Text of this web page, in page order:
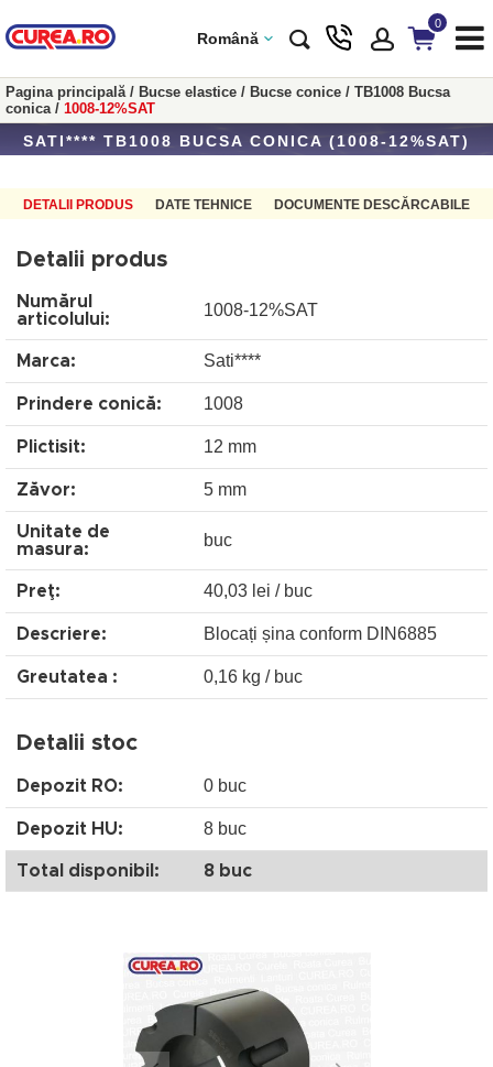
Română
0
Pagina principală/ Bucse elastice / Bucse conice / TB1008 Bucsa
conica/ 1008-12%SAT
SATI**** TB1008 BUCSA CONICA (1008-12%SAT)
DETALII PRODUS DATE TEHNICE DOCUMENTE DESCĂRCABILE
Detalii produs
Numărul
articolului:
1008-12%SAT
Marca: Sati****
Prindere conică: 1008
Plictisit: 12 mm
Zăvor: 5 mm
Unitate de
masura:
buc
Preţ: 40,03 lei / buc
Descriere: Blocați șina conform DIN6885
Greutatea : 0,16 kg / buc
Detalii stoc
Depozit RO: 0 buc
Depozit HU: 8 buc
Total disponibil: 8 buc